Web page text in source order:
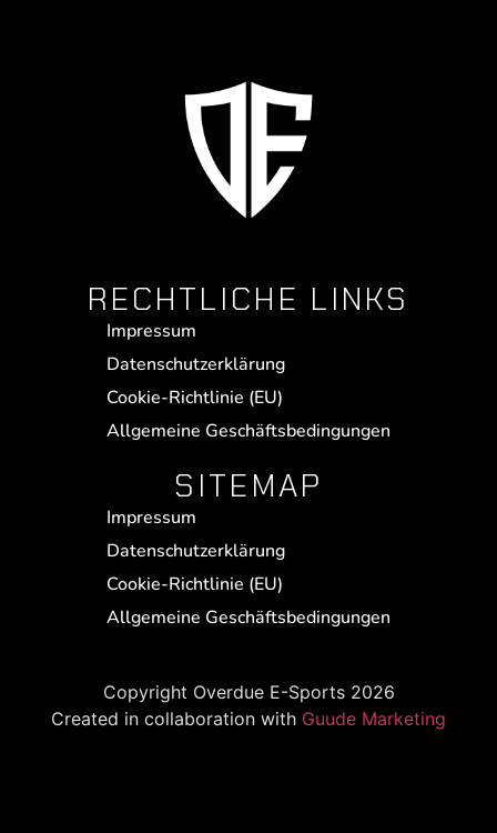
RECHTLICHE LINKS
Impressum
Datenschutzerklärung
Cookie-Richtlinie (EU)
Allgemeine Geschäftsbedingungen
SITEMAP
Impressum
Datenschutzerklärung
Cookie-Richtlinie (EU)
Allgemeine Geschäftsbedingungen
Copyright Overdue E-Sports 2026
Created in collaboration with Guude Marketing